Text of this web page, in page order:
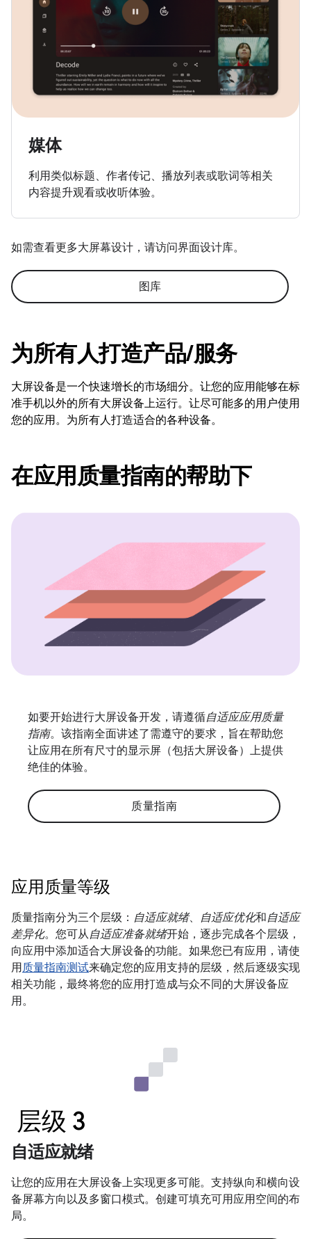
媒体
利用类似标题、作者传记、播放列表或歌词等相关
内容提升观看或收听体验。
如需查看更多大屏幕设计，请访问界面设计库。
图库
为所有人打造产品/服务
大屏设备是一个快速增长的市场细分。让您的应用能够在标
准手机以外的所有大屏设备上运行。让尽可能多的用户使用
您的应用。为所有人打造适合的各种设备。
在应用质量指南的帮助下
如要开始进行大屏设备开发，请遵循自适应应用质量
指南。该指南全面讲述了需遵守的要求，旨在帮助您
让应用在所有尺寸的显示屏（包括大屏设备）上提供
绝佳的体验。
质量指南
应用质量等级
质量指南分为三个层级： 自适应就绪、 自适应优化和自适应
差异化。您可从自适应准备就绪开始，逐步完成各个层级，
向应用中添加适合大屏设备的功能。如果您已有应用，请使
用质量指南测试来确定您的应用支持的层级，然后逐级实现
相关功能，最终将您的应用打造成与众不同的大屏设备应
用。
层级 3
自适应就绪
让您的应用在大屏设备上实现更多可能。支持纵向和横向设
备屏幕方向以及多窗口模式。创建可填充可用应用空间的布
局。